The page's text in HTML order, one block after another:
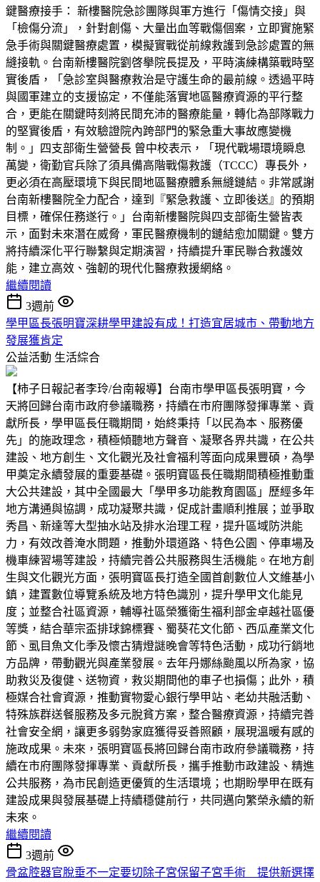
鍵醫療接手： 新樓醫院急診團隊與軍方進行「傷情交接」與
「檢傷分流」，針對創傷、大量出血等戰傷個案，立即實施緊
急手術與關鍵醫療處置，模擬實戰從前線救護到急診處置的無
縫接軌。台南新樓醫院劉啓擧院長提及，平時演練構築戰時堅
實後盾，「急診室與醫療救治是守護生命的最前線。透過平時
與國軍建立的支援協定，不僅能落實地區醫療資源的平行整
合，更能在關鍵時刻將民間充沛的醫療能量，轉化為部隊戰力
的堅實後盾，有效驗證院內跨部門的緊急重大事故應變機
制。」四支部衛生營營長 曾中校表示，「現代戰場環境瞬息
萬變，衛勤官兵除了須具備高階戰傷救護（TCCC）專長外，
更必須在高壓環境下與民間地區醫療體系無縫鏈結。非常感謝
台南新樓醫院全力配合，達到『緊急救護、立即後送』的預期
目標，確保任務遂行。」台南新樓醫院與四支部衛生營皆表
示，面對未來潛在威脅，軍民醫療機制的鏈結愈加關鍵。雙方
將持續深化平行聯繫與定期演習，持續提升軍民聯合救護效
能，建立高效、強韌的現代化醫療救援網絡。
繼續閱讀
3週前
學甲區長張明寶深耕學甲建設有成！打造宜居城市、帶動地方
發展獲肯定
公益活動 生活綜合
【柿子日報記者李玲/台南報導】台南市學甲區長張明寶，今
天將回歸台南市政府參議職務，持續在市府團隊發揮專業、貢
獻所長，學甲區長任職期間，始終秉持「以民為本、服務優
先」的施政理念，積極傾聽地方聲音、凝聚各界共識，在公共
建設、地方創生、文化觀光及社會福利等面向成果豐碩，為學
甲奠定永續發展的重要基礎。張明寶區長任職期間積極推動重
大公共建設，其中全國最大「學甲多功能教育園區」歷經多年
地方溝通與協調，成功凝聚共識，促成計畫順利推展；並爭取
秀昌、新達等大型抽水站及排水治理工程，提升區域防洪能
力，有效改善淹水問題，推動外環道路、特色公園、停車場及
機車練習場等建設，持續完善公共服務與生活機能。在地方創
生與文化觀光方面，張明寶區長打造全國首創數位人文維基小
鎮，建置數位導覽系統及地方特色識別，提升學甲文化能見
度；並整合社區資源，輔導社區榮獲衛生福利部金卓越社區優
等獎，結合華宗盃排球錦標賽、蜀葵花文化節、西瓜產業文化
節、虱目魚文化季及懷古猜燈謎晚會等特色活動，成功行銷地
方品牌，帶動觀光與產業發展。去年丹娜絲颱風以所為家，協
助救災及復健、送物資，救災期間他的車子也損傷；此外，積
極媒合社會資源，推動實物愛心銀行學甲站、老幼共融活動、
特殊族群送餐服務及多元脫貧方案，整合醫療資源，持續完善
社會安全網，讓更多弱勢家庭獲得妥善照顧，展現溫暖有感的
施政成果。未來，張明寶區長將回歸台南市政府參議職務，持
續在市府團隊發揮專業、貢獻所長，攜手推動市政建設、精進
公共服務，為市民創造更優質的生活環境；也期盼學甲在既有
建設成果與發展基礎上持續穩健前行，共同邁向繁榮永續的新
未來。
繼續閱讀
3週前
骨盆腔器官脫垂不一定要切除子宮保留子宮手術 提供新選擇